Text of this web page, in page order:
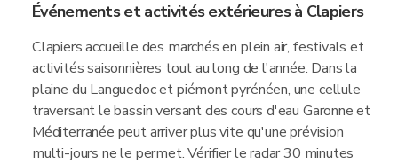
Événements et activités extérieures à Clapiers
Clapiers accueille des marchés en plein air, festivals et
activités saisonnières tout au long de l'année. Dans la
plaine du Languedoc et piémont pyrénéen, une cellule
traversant le bassin versant des cours d'eau Garonne et
Méditerranée peut arriver plus vite qu'une prévision
multi-jours ne le permet. Vérifier le radar 30 minutes